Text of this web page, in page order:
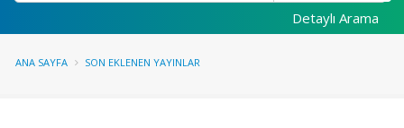
Detaylı Arama
ANA SAYFA SON EKLENEN YAYINLAR